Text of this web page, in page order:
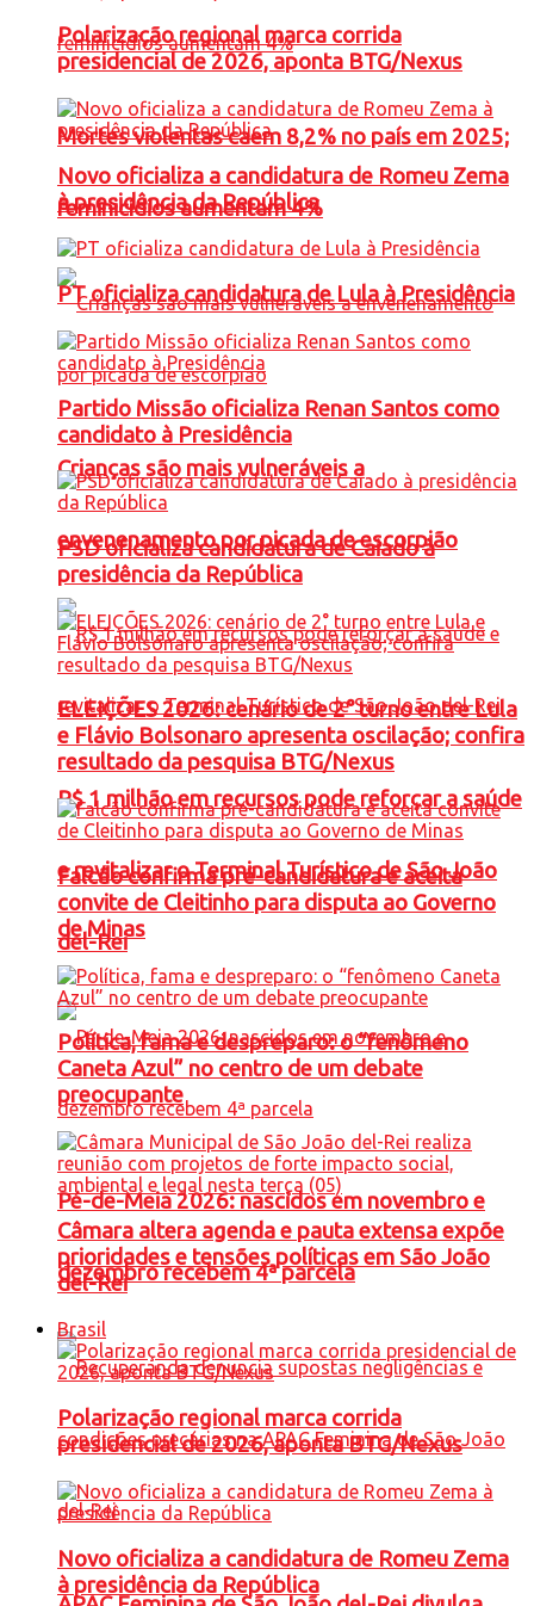
Mortes violentas caem 8,2% no país em 2025;
feminicídios aumentam 4%
Crianças são mais vulneráveis a
envenenamento por picada de escorpião
R$ 1 milhão em recursos pode reforçar a saúde
e revitalizar o Terminal Turístico de São João
del-Rei
Pé-de-Meia 2026: nascidos em novembro e
dezembro recebem 4ª parcela
Polarização regional marca corrida
presidencial de 2026, aponta BTG/Nexus
Novo oficializa a candidatura de Romeu Zema
à presidência da República
PT oficializa candidatura de Lula à Presidência
Partido Missão oficializa Renan Santos como
candidato à Presidência
PSD oficializa candidatura de Caiado à
presidência da República
ELEIÇÕES 2026: cenário de 2° turno entre Lula
e Flávio Bolsonaro apresenta oscilação; confira
resultado da pesquisa BTG/Nexus
Falcão confirma pré-candidatura e aceita
convite de Cleitinho para disputa ao Governo
de Minas
Política, fama e despreparo: o “fenômeno
Caneta Azul” no centro de um debate
preocupante
Câmara altera agenda e pauta extensa expõe
prioridades e tensões políticas em São João
del-Rei
Brasil
Polarização regional marca corrida
presidencial de 2026, aponta BTG/Nexus
Novo oficializa a candidatura de Romeu Zema
à presidência da República